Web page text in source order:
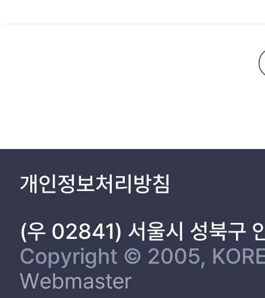
Yucheon-ri District 3, Buan, are in the form of buildings that
partitioned by using embankments. When examining the
sites. Changes in the kilns, buildings and workshop sites are
2. 부안 유천리 3구역 요장의 건물지와 공방지 성격 73
2) 요장 내 기와건물지의 조성과 생산품의 선별과정 87
3) 일자형 공방구조와 차별화된 효율성 89
4. 건물지 하단의 자편퇴적층과 폐기물의 처리방식 92
Ⅴ. 부안 유천리 청자요장의 특수성 97
Ⅵ. 맺음말 101
개인정보처리방침
(우 02841) 서울시 성북구
Copyright © 2005,
Webmaster